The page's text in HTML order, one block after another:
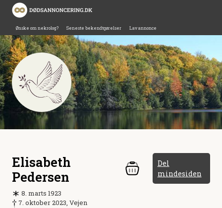
Ønske om nekrolog? Seneste bekendtgørelser Lav annonce
Elisabeth
Pedersen
Del
mindesiden
8. marts 1923
7. oktober 2023, Vejen